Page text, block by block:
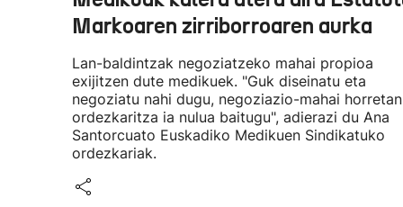
Markoaren zirriborroaren aurka
Lan-baldintzak negoziatzeko mahai propioa
exijitzen dute medikuek. "Guk diseinatu eta
negoziatu nahi dugu, negoziazio-mahai horretan
ordezkaritza ia nulua baitugu", adierazi du Ana
Santorcuato Euskadiko Medikuen Sindikatuko
ordezkariak.